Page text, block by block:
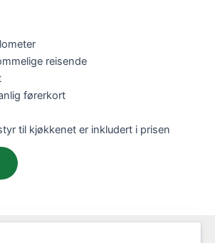
reisende
førerkort
til kjøkkenet er inkludert i prisen